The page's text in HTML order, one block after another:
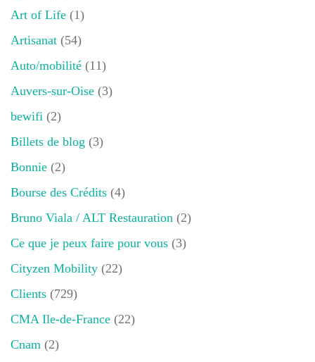
Art of Life (1)
Artisanat (54)
Auto/mobilité (11)
Auvers-sur-Oise (3)
bewifi (2)
Billets de blog (3)
Bonnie (2)
Bourse des Crédits (4)
Bruno Viala / ALT Restauration (2)
Ce que je peux faire pour vous (3)
Cityzen Mobility (22)
Clients (729)
CMA Ile-de-France (22)
Cnam (2)